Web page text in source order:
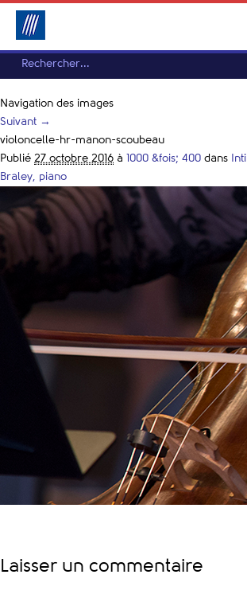
Navigation des images
Suivant →
violoncelle-hr-manon-scoubeau
Publié 27 octobre 2016 à 1000 &fois; 400 dans
Braley, piano
Laisser un commentaire